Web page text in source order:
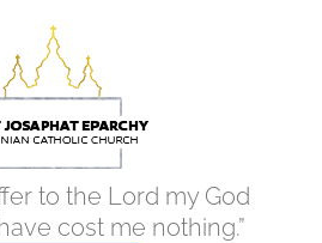
to the Lord my God
cost me nothing.”